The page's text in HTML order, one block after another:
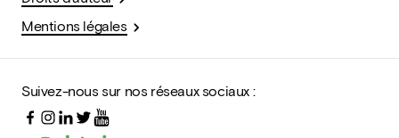
Mentions légales
Suivez-nous sur nos réseaux sociaux :